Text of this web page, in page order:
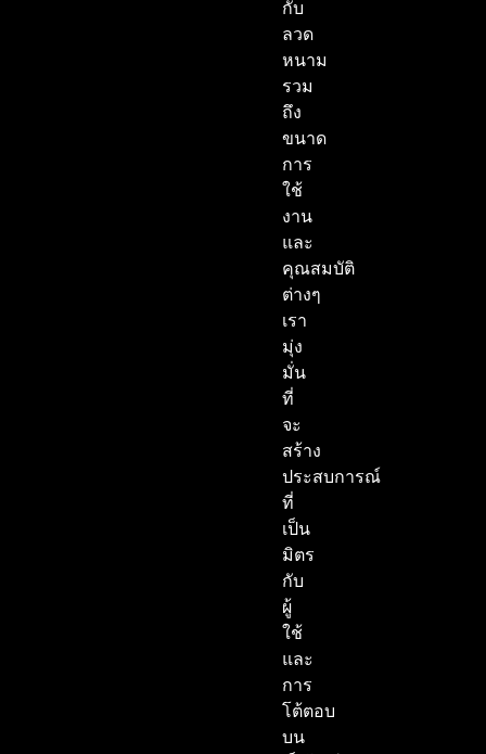
กับ
ลวด
หนาม
รวม
ถึง
ขนาด
การ
ใช้
งาน
และ
คุณสมบัติ
ต่างๆ
เรา
มุ่ง
มั่น
ที่
จะ
สร้าง
ประสบการณ์
ที่
เป็น
มิตร
กับ
ผู้
ใช้
และ
การ
โต้ตอบ
บน